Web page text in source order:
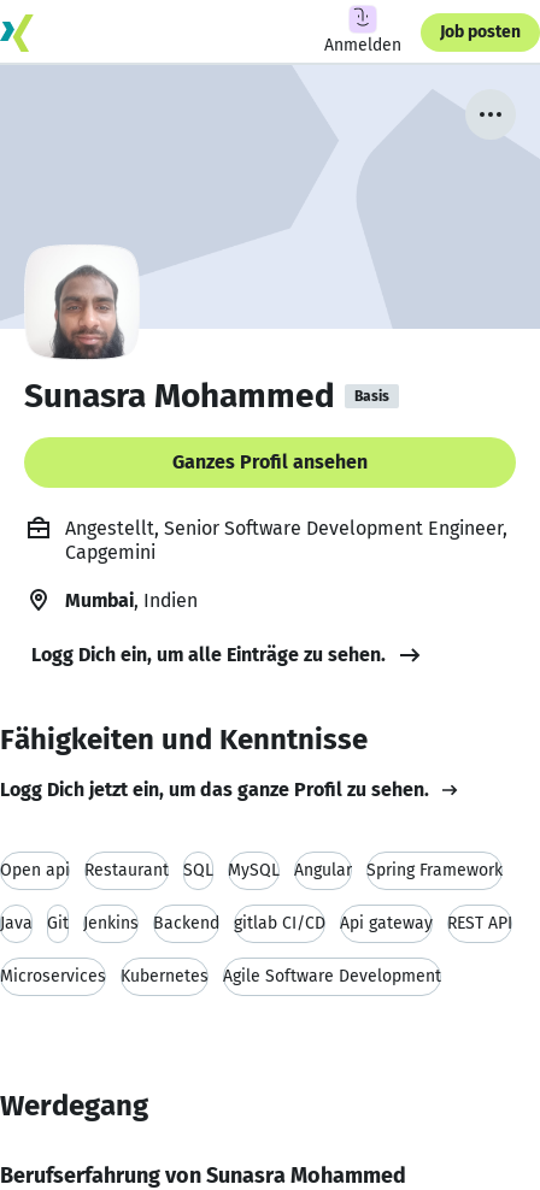
Anmelden
Job posten
Sunasra Mohammed Basis
Ganzes Profil ansehen
Angestellt, Senior Software Development Engineer,
Capgemini
Mumbai, Indien
Logg Dich ein, um alle Einträge zu sehen.
Fähigkeiten und Kenntnisse
Logg Dich jetzt ein, um das ganze Profil zu sehen.
Open api Restaurant SQL MySQL Angular Spring Framework
Java Git Jenkins Backend gitlab CI/CD Api gateway REST API
Microservices Kubernetes Agile Software Development
Werdegang
Berufserfahrung von Sunasra Mohammed